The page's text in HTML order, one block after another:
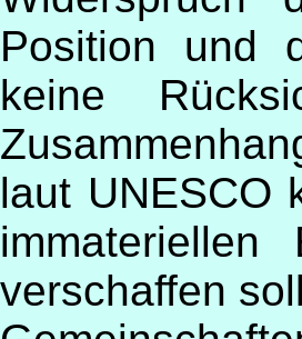
Position und
keine
laut UNESCO
verschaffen